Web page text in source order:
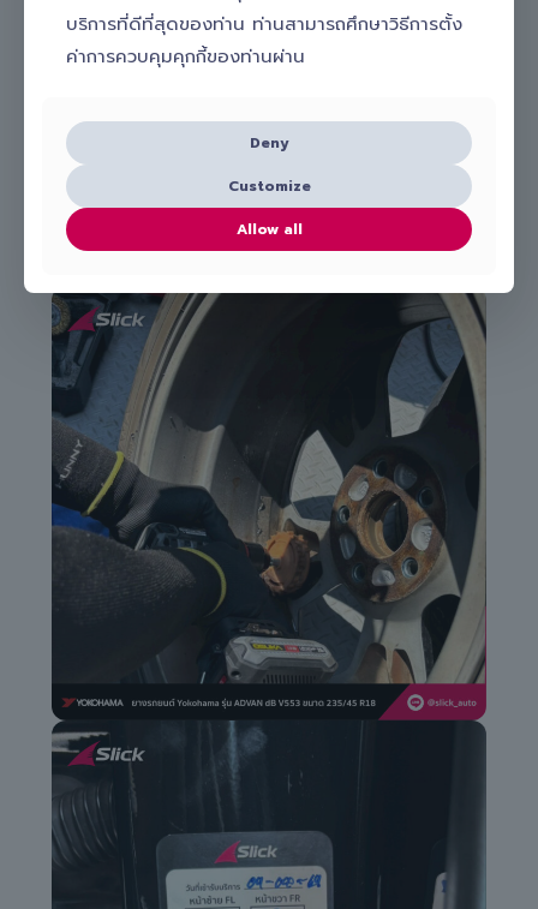
บริการที่ดีที่สุดของท่าน ท่านสามารถศึกษาวิธีการตั้ง
ค่าการควบคุมคุกกี้ของท่านผ่าน
Deny
Customize
Allow all